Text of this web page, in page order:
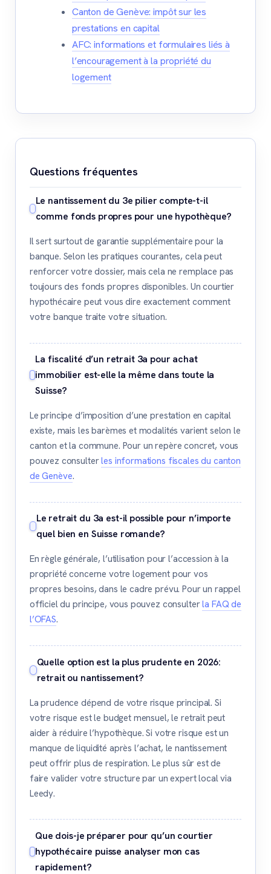
Canton de Genève: impôt sur les
prestations en capital
AFC: informations et formulaires liés à
l’encouragement à la propriété du
logement
Questions fréquentes
Le nantissement du 3e pilier compte-t-il
comme fonds propres pour une hypothèque?
Il sert surtout de garantie supplémentaire pour la
banque. Selon les pratiques courantes, cela peut
renforcer votre dossier, mais cela ne remplace pas
toujours des fonds propres disponibles. Un courtier
hypothécaire peut vous dire exactement comment
votre banque traite votre situation.
La fiscalité d’un retrait 3a pour achat
immobilier est-elle la même dans toute la
Suisse?
Le principe d’imposition d’une prestation en capital
existe, mais les barèmes et modalités varient selon le
canton et la commune. Pour un repère concret, vous
pouvez consulterles informations fiscales du canton
de Genève.
Le retrait du 3a est-il possible pour n’importe
quel bien en Suisse romande?
En règle générale, l’utilisation pour l’accession à la
propriété concerne votre logement pour vos
propres besoins, dans le cadre prévu. Pour un rappel
officiel du principe, vous pouvez consulterla FAQ de
l’OFAS.
Quelle option est la plus prudente en 2026:
retrait ou nantissement?
La prudence dépend de votre risque principal. Si
votre risque est le budget mensuel, le retrait peut
aider à réduire l’hypothèque. Si votre risque est un
manque de liquidité après l’achat, le nantissement
peut offrir plus de respiration. Le plus sûr est de
faire valider votre structure par un expert local via
Leedy.
Que dois-je préparer pour qu’un courtier
hypothécaire puisse analyser mon cas
rapidement?